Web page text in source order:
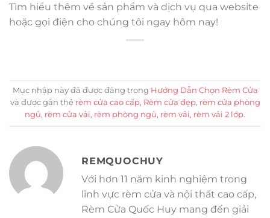
Tìm hiểu thêm về sản phẩm và dịch vụ qua website
hoặc gọi điện cho chúng tôi ngay hôm nay!
Mục nhập này đã được đăng trong Hướng Dẫn Chọn Rèm Cửa
và được gắn thẻ rèm cửa cao cấp, Rèm cửa đẹp, rèm cửa phòng
ngủ, rèm cửa vải, rèm phòng ngủ, rèm vải, rèm vải 2 lớp.
REMQUOCHUY
Với hơn 11 năm kinh nghiệm trong
lĩnh vực rèm cửa và nội thất cao cấp,
Rèm Cửa Quốc Huy mang đến giải